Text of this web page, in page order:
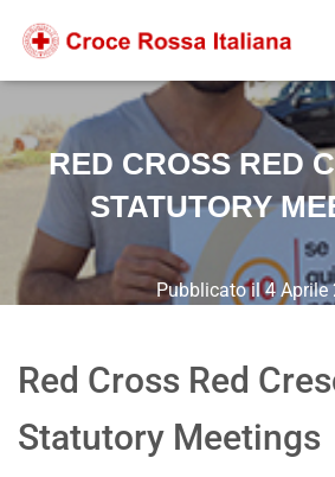
contenuto
alla
navigazione
footer
RED CROSS RED
STATUTORY
Pubblicato il4 Aprile
Red Cross Red
Statutory Meetings